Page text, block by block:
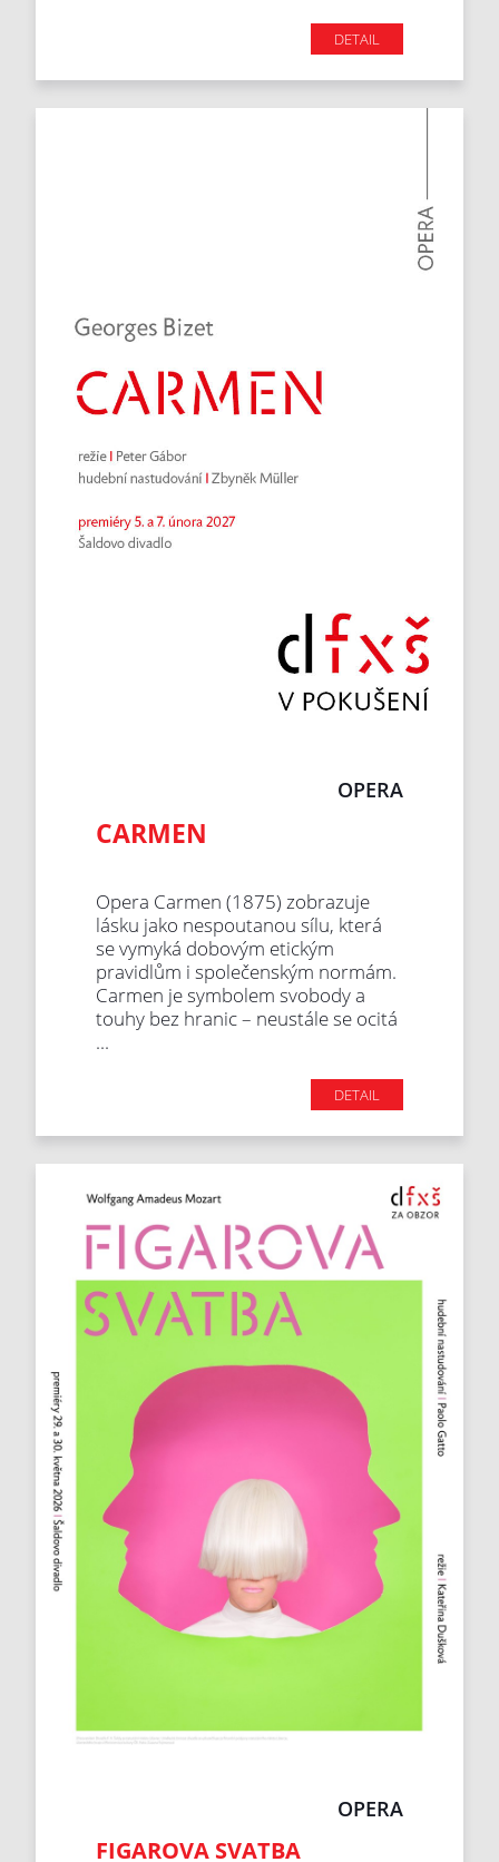
DETAIL
OPERA
CARMEN
Opera Carmen (1875) zobrazuje
lásku jako nespoutanou sílu, která
se vymyká dobovým etickým
pravidlům i společenským normám.
Carmen je symbolem svobody a
touhy bez hranic – neustále se ocitá
...
DETAIL
OPERA
FIGAROVA SVATBA